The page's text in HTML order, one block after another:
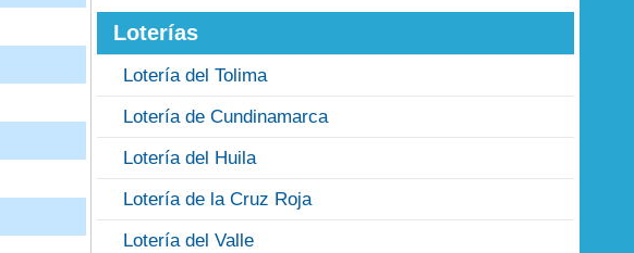
Loterías
Lotería del Tolima
Lotería de Cundinamarca
Lotería del Huila
Lotería de la Cruz Roja
Lotería del Valle